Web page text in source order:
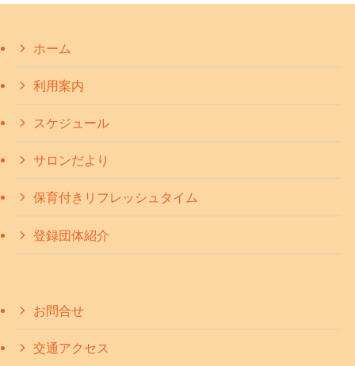
ホーム
利用案内
スケジュール
サロンだより
保育付きリフレッシュタイム
登録団体紹介
お問合せ
交通アクセス